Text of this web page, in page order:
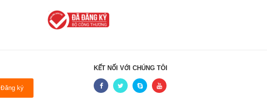
Đăng ký
KẾT NỐI VỚI CHÚNG TÔI